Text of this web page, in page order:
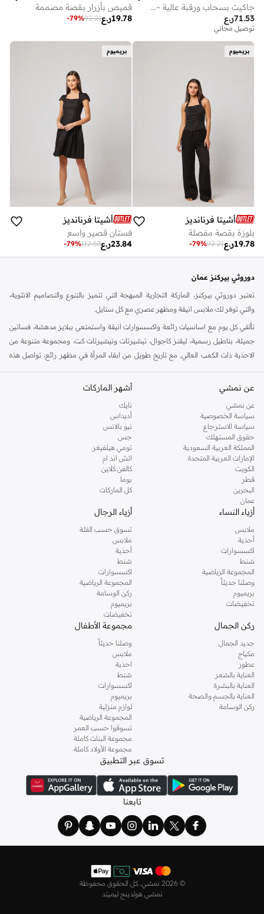
جاكيت بسحاب ورقبة عالية – رمادي فحمي
ر.ع71.53
توصيل مجاني
قميص بأزرار بقصة مصممة
ر.ع19.78
92.21
-79%
بريميوم
أشيتا فرنانديز
بلوزة بقصة مفصلة
ر.ع19.78
92.21
-79%
بريميوم
أشيتا فرنانديز
فستان قصير واسع
ر.ع23.84
112.53
-79%
دوروثي بيركنز عمان
تعتبر دوروثي بيركنز، الماركة التجارية المبهجة التي تتميز بالتنوع والتصاميم الانثوية،
والتي توفر لك ملابس انيقة ومظهر عصري مع كل ستايل.
تألقي كل يوم مع اساسيات رائعة واكسسوارات انيقة واستمتعي ببلايز مدهشة، فساتين
جميلة، بناطيل رسمية، ليقنز كاجوال، تيشيرتات وتيشيرتات كت، ومجموعة متنوعة من
الاحذية ذات الكعب العالي. مع تاريخ طويل من ابقاء المرأة في مظهر رائع، تواصل هذه
كنت تقومين بتجديد خزانة ملابسك الملائمة للعمل، البحث عن فستان مثالي للحفلات او
اليه.
تسوقي دوروثي بيركنز اون لاين مسقط
تسوقي دوروثي بيركنز اون لاين من نمشي واستمتعي باكثر من الف ستايل من مجموعة
دوروثي بيركنز الشهيرة. تصفحي المجموعة كاملة في متجر دوروثي بيركنز اون لاين او
استخدمي القائمة لتحديد تجربة تسوق دوروثي بيركنز اون لاين. خدمة التوصيل السريعة
والدعم الاستثنائي يضمن لك تجربة تسوق ممتعة دائما مع نمشي.
عن نمشي
عن نمشي
سياسة الخصوصية
سياسة الاسترجاع
حقوق المستهلك
المملكة العربية السعودية
الإمارات العربية المتحدة
الكويت
قطر
البحرين
عمان
أشهر الماركات
نايك
أديداس
نيو بالانس
جس
تومي هيلفيغر
اتش اند ام
كالفن كلاين
بوما
كل الماركات
أزياء النساء
ملابس
أحذية
اكسسوارات
شنط
المجموعة الرياضية
وصلنا حديثاً
بريميوم
تخفيضات
أزياء الرجال
تسوق حسب الفئة
ملابس
أحذية
شنط
اكسسوارات
المجموعة الرياضية
ركن الوسامة
بريميوم
تخفيضات
ركن الجمال
جديد الجمال
مكياج
عطور
العناية بالشعر
العناية بالبشرة
العناية بالجسم والصحة
ركن الوسامة
مجموعة الأطفال
وصلنا حديثاً
ملابس
احذية
شنط
اكسسوارات
بريميوم
لوازم منزلية
المجموعة الرياضية
تسوقوا حسب العمر
مجموعة البنات كاملة
مجموعة الأولاد كاملة
تسوق عبر التطبيق
تابعنا
© 2026 نمشي. كل الحقوق محفوظة
نمشي هولدينج ليميتد